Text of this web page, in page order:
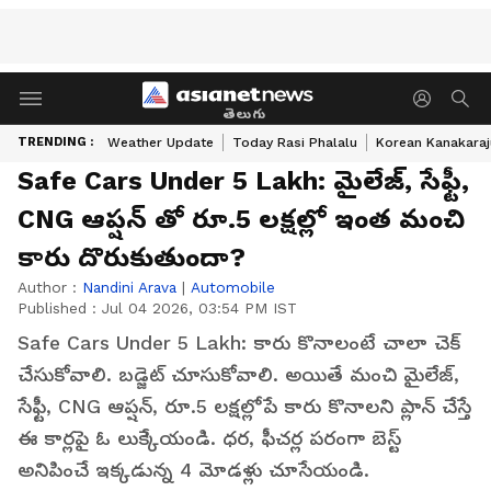
తెలుగు
TRENDING : Weather Update Today Rasi Phalalu Korean
Safe Cars Under 5 Lakh: మైలేజ్, సేఫ్టీ,
CNG ఆప్షన్ తో రూ.5 లక్షల్లో ఇంత మంచి
కారు దొరుకుతుందా?
Author : Nandini Arava | Automobile
Published : Jul 04 2026, 03:54 PM IST
Safe Cars Under 5 Lakh: కారు కొనాలంటే చాలా చెక్
చేసుకోవాలి. బడ్జెట్ చూసుకోవాలి. అయితే మంచి మైలేజ్,
సేఫ్టీ, CNG ఆప్షన్‌, రూ.5 లక్షల్లోపే కారు కొనాలని ప్లాన్ చేస్తే
ఈ కార్లపై ఓ లుక్కేయండి. ధర, ఫీచర్ల పరంగా బెస్ట్
అనిపించే ఇక్కడున్న 4 మోడళ్లు చూసేయండి.